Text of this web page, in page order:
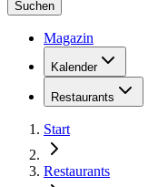
Suchen
Magazin
Kalender
Restaurants
Start
Restaurants